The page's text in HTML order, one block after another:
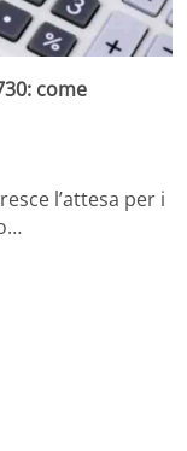
come
l’attesa per i